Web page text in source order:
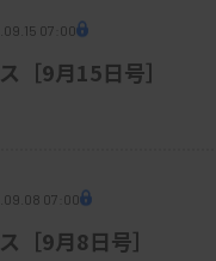
07:00
［9月15日号］
07:00
［9月8日号］